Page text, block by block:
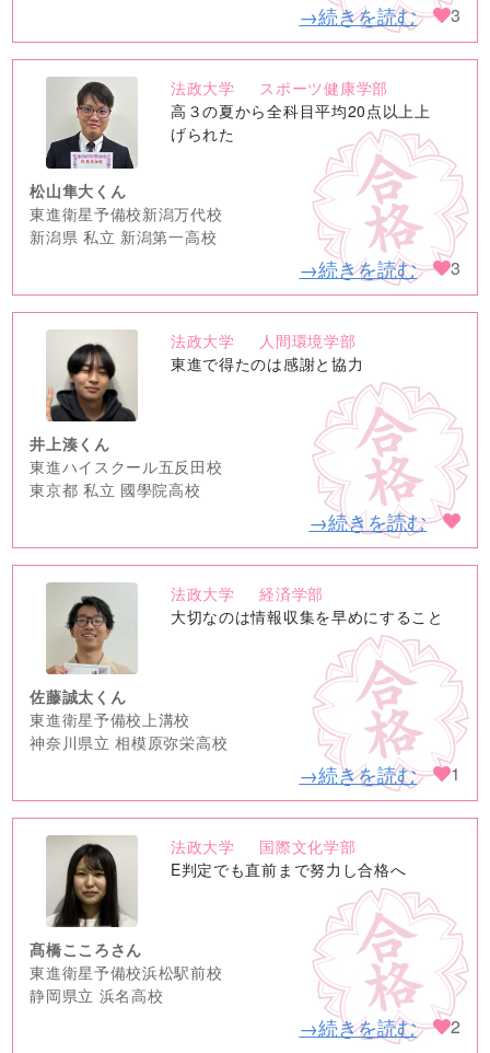
→続きを読む 3
no
image
法政大学
スポーツ健康学部
高３の夏から全科目平均20点以上上
げられた
松山隼大くん
東進衛星予備校新潟万代校
新潟県 私立 新潟第一高校
→続きを読む 3
no
image
法政大学
人間環境学部
東進で得たのは感謝と協力
井上湊くん
東進ハイスクール五反田校
東京都 私立 國學院高校
→続きを読む
no
image
法政大学
経済学部
大切なのは情報収集を早めにすること
佐藤誠太くん
東進衛星予備校上溝校
神奈川県立 相模原弥栄高校
→続きを読む 1
no
image
法政大学
国際文化学部
E判定でも直前まで努力し合格へ
髙橋こころさん
東進衛星予備校浜松駅前校
静岡県立 浜名高校
→続きを読む 2